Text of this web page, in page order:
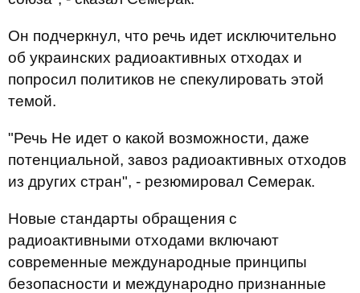
Он подчеркнул, что речь идет исключительно
об украинских радиоактивных отходах и
попросил политиков не спекулировать этой
темой.
"Речь Не идет о какой возможности, даже
потенциальной, завоз радиоактивных отходов
из других стран", - резюмировал Семерак.
Новые стандарты обращения с
радиоактивными отходами включают
современные международные принципы
безопасности и международно признанные